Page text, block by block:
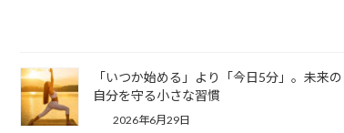
「いつか始める」より「今日5分」。未来の
自分を守る小さな習慣
2026年6月29日